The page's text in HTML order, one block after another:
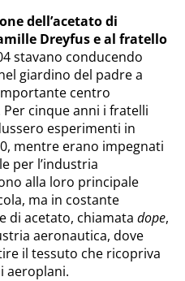
dell’acetato di
Dreyfus e al fratello
stavano conducendo
giardino del padre a
centro
cinque anni i fratelli
esperimenti in
mentre erano impegnati
per l’industria
alla loro principale
ma in costante
di acetato, chiamata dope,
aeronautica, dove
il tessuto che ricopriva
aeroplani.